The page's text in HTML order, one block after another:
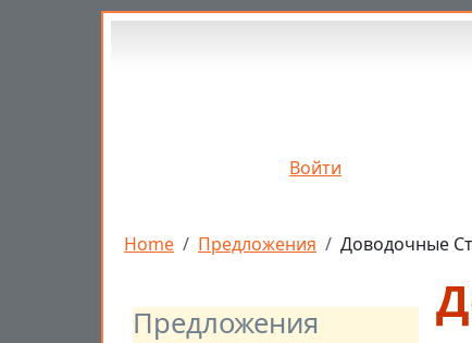
Перейти к основному содержанию
Войти
Строка навигации
Home Предложения Доводочные
Предложения